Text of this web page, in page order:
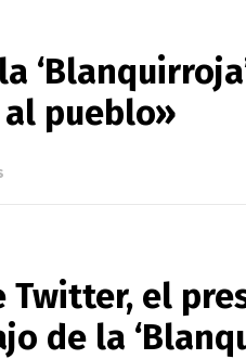
pueblo»
Twitter, el
de la